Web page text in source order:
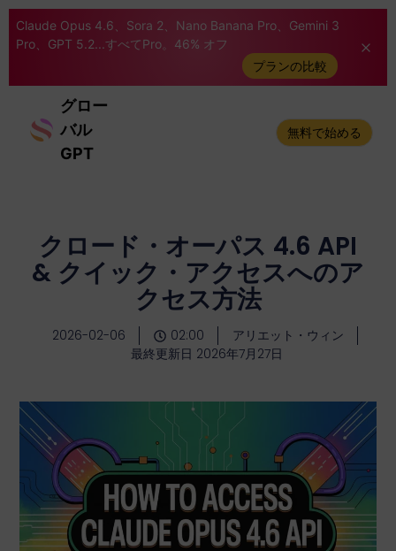
Claude Opus 4.6、Sora 2、Nano Banana Pro、Gemini 3
Pro、GPT 5.2...すべてPro。46% オフ
プランの比較
グロー
バル
GPT
無料で始める
クロード・オーパス 4.6 API
& クイック・アクセスへのア
クセス方法
2026-02-06 02:00
アリエット・ウィン
最終更新日 2026年7月27日